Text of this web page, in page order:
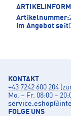
Artikelnummer:
Im Angebot seit
KONTAKT
+43 7242 600 204
Mo. – Fr. 08:00 –
service.eshop@
FOLGE UNS